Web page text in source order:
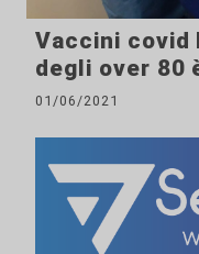
Vaccini
degli over 80
01/06/2021